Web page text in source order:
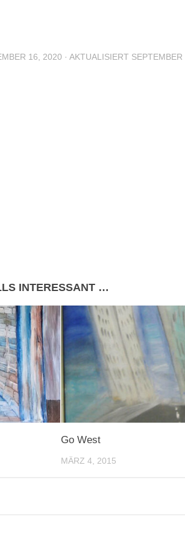
16, 2020 · AKTUALISIERT
INTERESSANT …
Go West
MÄRZ 4, 2015